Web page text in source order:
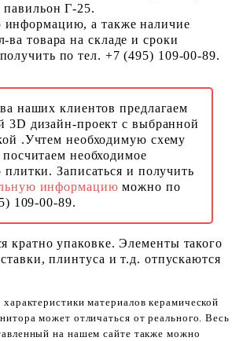
Г-25.
информацию, а также наличие
ва товара на складе и сроки
по тел. +7 (495) 109-00-89.
наших клиентов предлагаем
3D дизайн-проект с выбранной
.Учтем необходимую схему
необходимое
плитки. Записаться и получить
информациюможно по
109-00-89.
кратно упаковке. Элементы такого
плинтуса и т.д. отпускаются
материалов керамической
может отличаться от реального. Весь
на нашем сайте также можно